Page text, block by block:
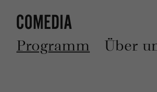
Programm Über